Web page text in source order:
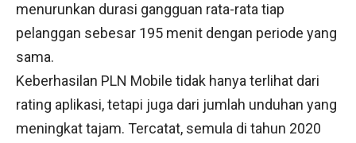
menurunkan durasi gangguan rata-rata tiap
pelanggan sebesar 195 menit dengan periode yang
sama.
Keberhasilan PLN Mobile tidak hanya terlihat dari
rating aplikasi, tetapi juga dari jumlah unduhan yang
meningkat tajam. Tercatat, semula di tahun 2020